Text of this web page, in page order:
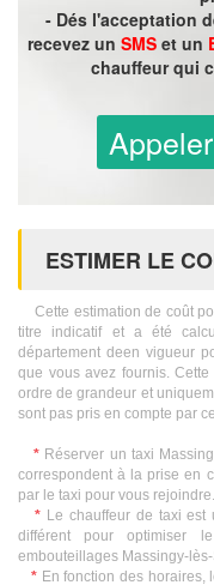
- Dés l'acceptation
recevez un SMSet un
chauffeur qui
ESTIMER LE
Cette estimation de coût
titre indicatif et a été
département deen vigueur
que vous avez fournis.
ordre de grandeur et
sont pas pris en compte par
* Réserver un taxi
correspondent à la prise en
par le taxi pour vous rejoindre.
* Le chauffeur de taxi
différent pour optimiser
embouteillages Massingy-lès-
*En fonction des horaires,